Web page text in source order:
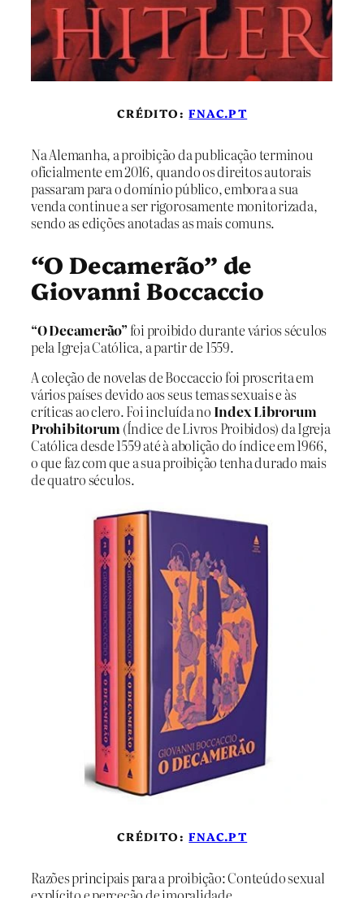
CRÉDITO:FNAC.PT
Na Alemanha, a proibição da publicação terminou
oficialmente em 2016, quando os direitos autorais
passaram para o domínio público, embora a sua
venda continue a ser rigorosamente monitorizada,
sendo as edições anotadas as mais comuns.
“O Decamerão” de
Giovanni Boccaccio
“O Decamerão” foi proibido durante vários séculos
pela Igreja Católica, a partir de 1559.
A coleção de novelas de Boccaccio foi proscrita em
vários países devido aos seus temas sexuais e às
críticas ao clero. Foi incluída no Index Librorum
Prohibitorum (Índice de Livros Proibidos) da Igreja
Católica desde 1559 até à abolição do índice em 1966,
o que faz com que a sua proibição tenha durado mais
de quatro séculos.
CRÉDITO:FNAC.PT
Razões principais para a proibição: Conteúdo sexual